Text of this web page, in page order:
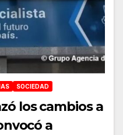
SOCIEDAD
los cambios a
a